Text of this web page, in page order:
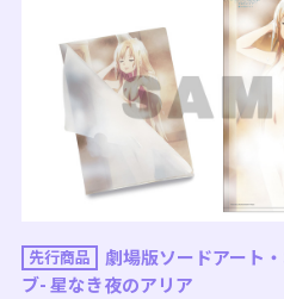
先行商品
劇場版ソードアート
ブ- 星なき夜のアリア